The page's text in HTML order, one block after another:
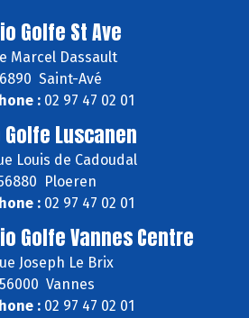
Golfe St Ave
Marcel Dassault
Saint-Avé
:02 97 47 02 01
Golfe Luscanen
Louis de Cadoudal
Ploeren
:02 97 47 02 01
Golfe Vannes Centre
Joseph Le Brix
56000 Vannes
:02 97 47 02 01